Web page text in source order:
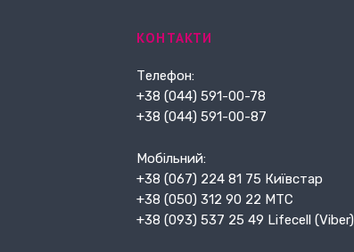
КОНТАКТИ
Телефон:
+38 (044) 591-00-78
+38 (044) 591-00-87
Мобільний:
+38 (067) 224 81 75 Київстар
+38 (050) 312 90 22 МТС
+38 (093) 537 25 49 Lifecell (Viber)